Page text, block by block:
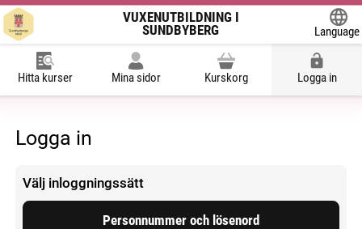
VUXENUTBILDNING I
SUNDBYBERG
Language
Hitta kurser Mina sidor Kurskorg Logga in
Logga in
Välj inloggningssätt
Personnummer och lösenord